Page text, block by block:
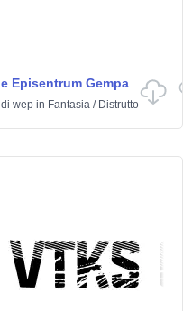
e Episentrum Gempa
di wep in Fantasia / Distrutto